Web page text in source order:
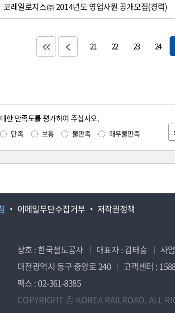
코레일로지스㈜ 2014년도 영업사원 공개모집(경력)
21 22 23 24
한 만족도를 평가하여 주십시오.
만족 보통 불만족 매우불만족
이메일무단수집거부 저작권정책
상호 : 한국철도공사 대표자 : 김태승 사
대전광역시 동구 중앙로 240
고객센터 :
팩스 : 02-361-8385
COPYRIGHT ⓒ KOREA RAILROAD. ALL